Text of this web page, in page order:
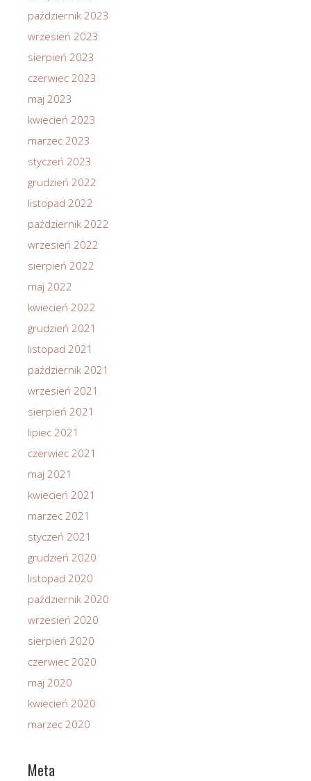
październik 2023
wrzesień 2023
sierpień 2023
czerwiec 2023
maj 2023
kwiecień 2023
marzec 2023
styczeń 2023
grudzień 2022
listopad 2022
październik 2022
wrzesień 2022
sierpień 2022
maj 2022
kwiecień 2022
grudzień 2021
listopad 2021
październik 2021
wrzesień 2021
sierpień 2021
lipiec 2021
czerwiec 2021
maj 2021
kwiecień 2021
marzec 2021
styczeń 2021
grudzień 2020
listopad 2020
październik 2020
wrzesień 2020
sierpień 2020
czerwiec 2020
maj 2020
kwiecień 2020
marzec 2020
Meta